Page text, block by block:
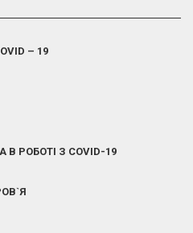
– 19
РОБОТІ З COVID-19